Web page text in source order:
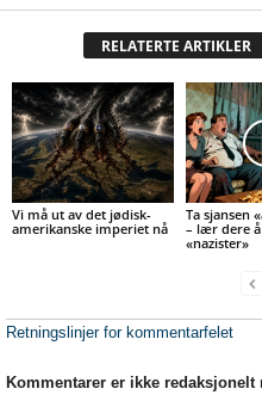
RELATERTE ARTIKLER
Vi må ut av det jødisk-
amerikanske imperiet nå
Ta sjansen
– lær dere
«nazister»
Retningslinjer for kommentarfelet
Kommentarer er ikke